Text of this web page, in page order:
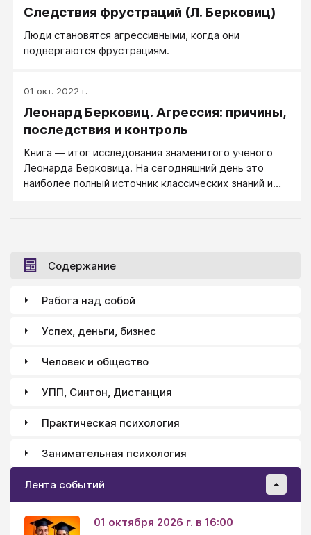
Следствия фрустраций (Л. Берковиц)
Люди становятся агрессивными, когда они
подвергаются фрустрациям.
01 окт. 2022 г.
Леонард Берковиц. Агрессия: причины,
последствия и контроль
Книга — итог исследования знаменитого ученого
Леонарда Берковица. На сегодняшний день это
наиболее полный источник классических знаний и
Содержание
Работа над собой
Успех, деньги, бизнес
Человек и общество
УПП, Синтон, Дистанция
Практическая психология
Занимательная психология
Лента событий
01 октября 2026 г. в 16:00